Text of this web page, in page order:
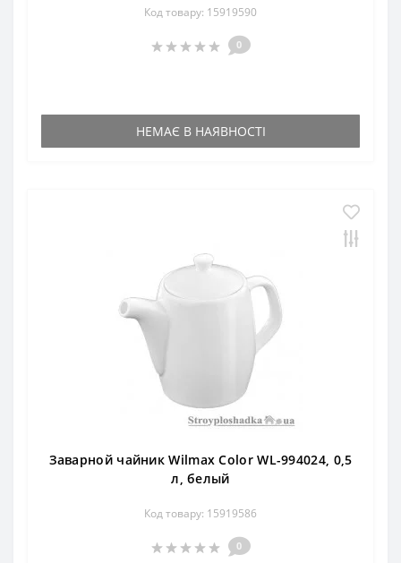
Код товару: 15919590
0
НЕМАЄ В НАЯВНОСТІ
Заварной чайник Wilmax Color WL-994024, 0,5
л, белый
Код товару: 15919586
0